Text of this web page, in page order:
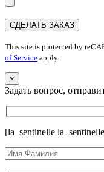
This site is protected by
of Service apply.
×
Задать вопрос,
[la_sentinelle